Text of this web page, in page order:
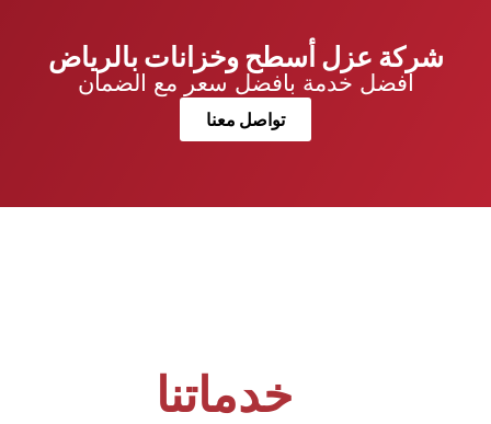
شركة عزل أسطح وخزانات بالرياض
افضل خدمة بافضل سعر مع الضمان
تواصل معنا
خدماتنا